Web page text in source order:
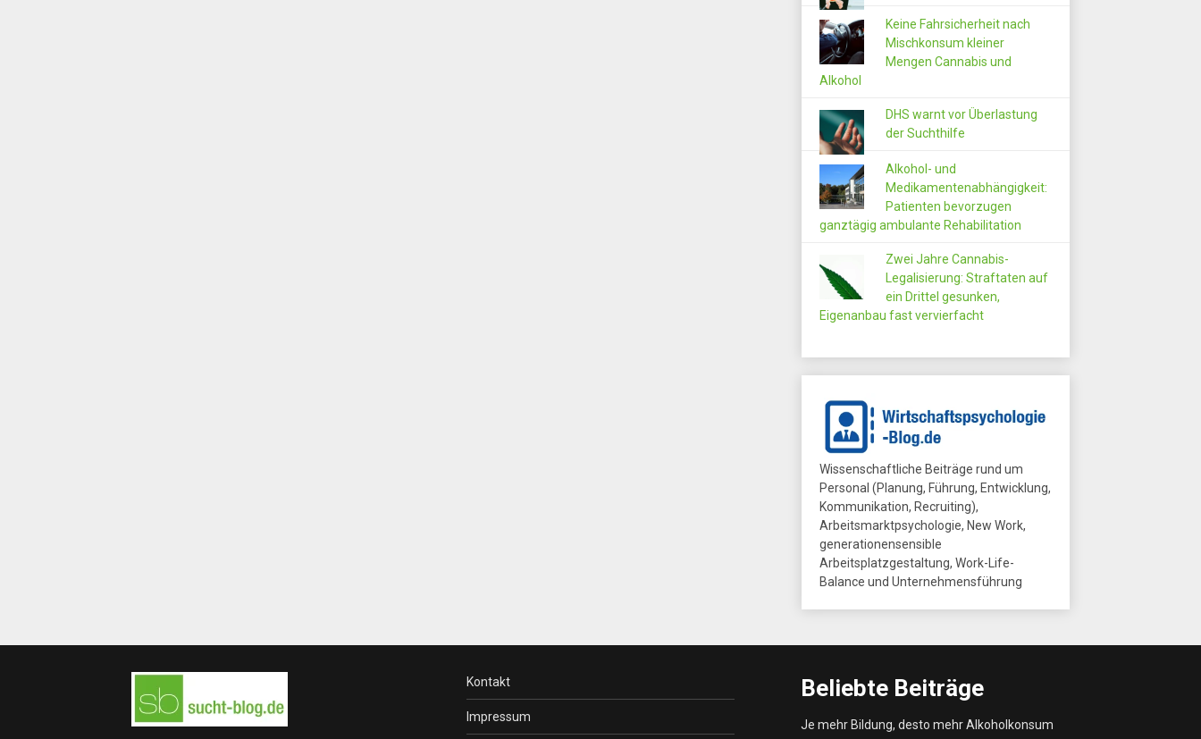
Keine Fahrsicherheit nach
Mischkonsum kleiner
Mengen Cannabis und
Alkohol
DHS warnt vor Überlastung
der Suchthilfe
Alkohol- und
Medikamentenabhängigkeit:
Patienten bevorzugen
ganztägig ambulante Rehabilitation
Zwei Jahre Cannabis-
Legalisierung: Straftaten auf
ein Drittel gesunken,
Eigenanbau fast vervierfacht
Wissenschaftliche Beiträge rund um
Personal (Planung, Führung, Entwicklung,
Kommunikation, Recruiting),
Arbeitsmarktpsychologie, New Work,
generationensensible
Arbeitsplatzgestaltung, Work-Life-
Balance und Unternehmensführung
Kontakt
Impressum
Beliebte Beiträge
Je mehr Bildung, desto mehr Alkoholkonsum